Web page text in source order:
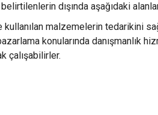
dışında aşağıdaki
kullanılan malzemelerin tedarikini
konularında danışmanlık
çalışabilirler.